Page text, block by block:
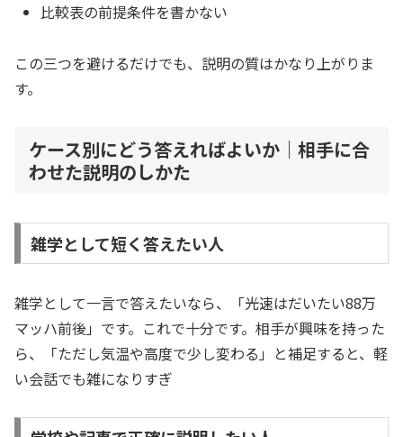
比較表の前提条件を書かない
この三つを避けるだけでも、説明の質はかなり上がりま
す。
ケース別にどう答えればよいか｜相手に合
わせた説明のしかた
雑学として短く答えたい人
雑学として一言で答えたいなら、「光速はだいたい88万
マッハ前後」です。これで十分です。相手が興味を持った
ら、「ただし気温や高度で少し変わる」と補足すると、軽
い会話でも雑になりすぎ